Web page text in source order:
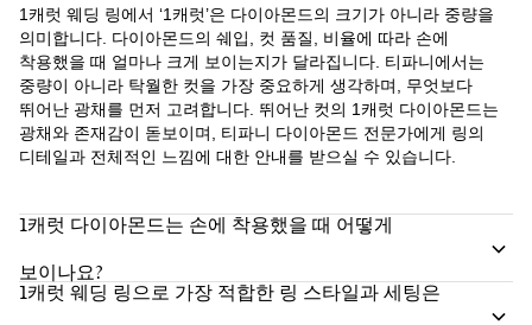
1캐럿 웨딩 링에서 ‘1캐럿’은 다이아몬드의 크기가 아니라 중량을
의미합니다. 다이아몬드의 쉐입, 컷 품질, 비율에 따라 손에
착용했을 때 얼마나 크게 보이는지가 달라집니다. 티파니에서는
중량이 아니라 탁월한 컷을 가장 중요하게 생각하며, 무엇보다
뛰어난 광채를 먼저 고려합니다. 뛰어난 컷의 1캐럿 다이아몬드는
광채와 존재감이 돋보이며, 티파니 다이아몬드 전문가에게 링의
디테일과 전체적인 느낌에 대한 안내를 받으실 수 있습니다.
1캐럿 다이아몬드는 손에 착용했을 때 어떻게
보이나요?
1캐럿 웨딩 링으로 가장 적합한 링 스타일과 세팅은